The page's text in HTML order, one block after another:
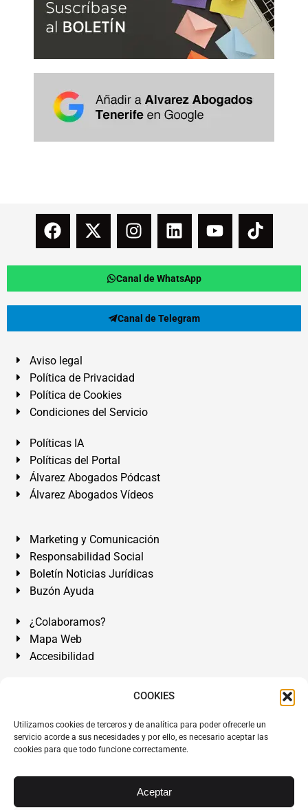
COOKIES
Utilizamos cookies de terceros y de analítica para poder ofrecerle un
servicio acorde a sus necesidades y por ello, es necesario aceptar las
cookies para que todo funcione correctamente.
Aceptar
Canal de WhatsApp
Canal de Telegram
Aviso legal
Política de Privacidad
Política de Cookies
Condiciones del Servicio
Políticas IA
Políticas del Portal
Álvarez Abogados Pódcast
Álvarez Abogados Vídeos
Marketing y Comunicación
Responsabilidad Social
Boletín Noticias Jurídicas
Buzón Ayuda
¿Colaboramos?
Mapa Web
Accesibilidad
Álvarez Abogados Tenerife:Calle Teobaldo Power Nº 7,
de Tenerife. Islas Canarias.
Somos Abogados especialistas del Derecho desde 1954.
Tenerife Sur .Mejores Abogados Tenerife
Abogados colegiados y ejercientes del ICATF.